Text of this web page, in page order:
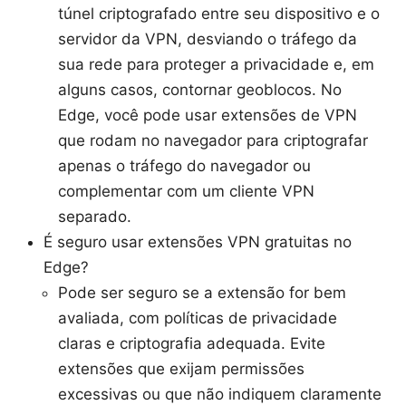
túnel criptografado entre seu dispositivo e o
servidor da VPN, desviando o tráfego da
sua rede para proteger a privacidade e, em
alguns casos, contornar geoblocos. No
Edge, você pode usar extensões de VPN
que rodam no navegador para criptografar
apenas o tráfego do navegador ou
complementar com um cliente VPN
separado.
É seguro usar extensões VPN gratuitas no
Edge?
Pode ser seguro se a extensão for bem
avaliada, com políticas de privacidade
claras e criptografia adequada. Evite
extensões que exijam permissões
excessivas ou que não indiquem claramente